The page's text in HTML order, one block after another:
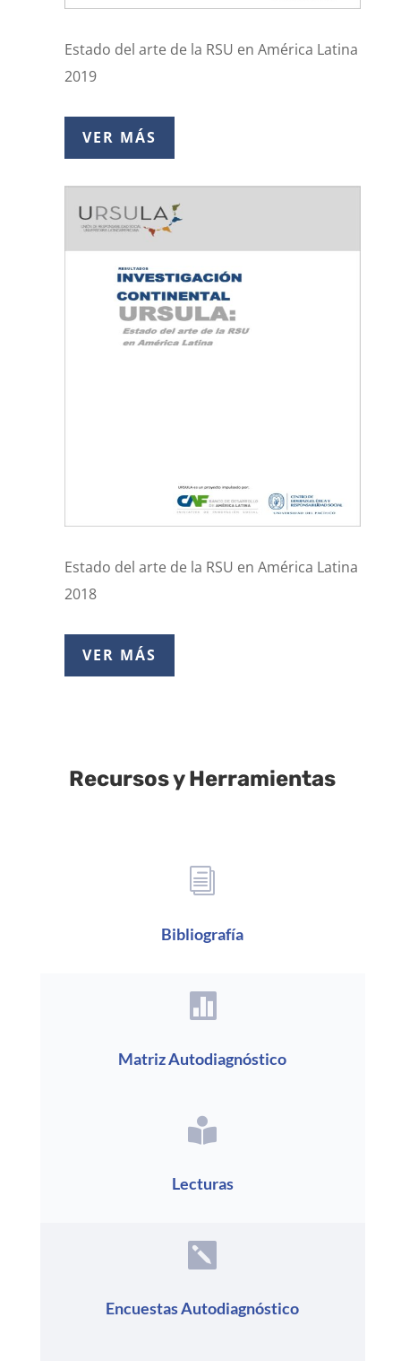
Estado del arte de la RSU en América Latina
2019
VER MÁS
Estado del arte de la RSU en América Latina
2018
VER MÁS
Recursos y Herramientas
i
Bibliografía

Matriz Autodiagnóstico

Lecturas

Encuestas Autodiagnóstico